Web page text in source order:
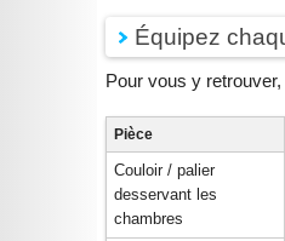
Équipez
Pour vous y
Pièce
Couloir / palier
desservant les
chambres